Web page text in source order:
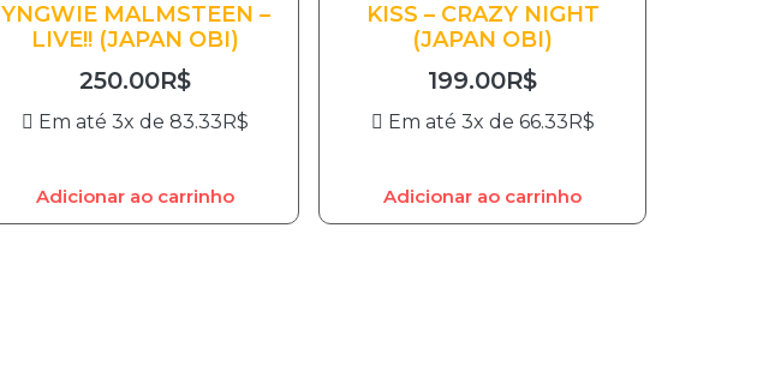
YNGWIE MALMSTEEN –
LIVE!! (JAPAN OBI)
250.00R$
Em até 3x de 83.33 R$
Adicionar ao carrinho
KISS – CRAZY NIGHT
(JAPAN OBI)
199.00R$
Em até 3x de 66.33 R$
Adicionar ao carrinho